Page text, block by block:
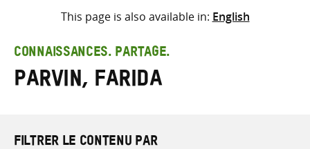
Sélectionner l’emplacement
Saisir
les
termes
This page is also available in: English
CONNAISSANCES. PARTAGE.
Parvin, Farida
FILTRER LE CONTENU PAR